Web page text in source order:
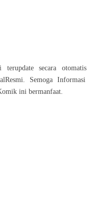
terupdate secara
Semoga Informasi
ini bermanfaat.